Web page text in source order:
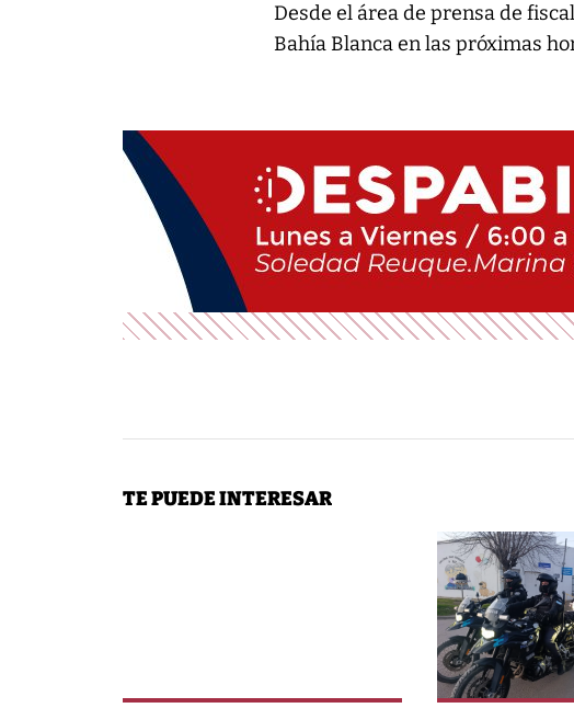
Desde el área de prensa de
Bahía Blanca en las próximas
TE PUEDE INTERESAR